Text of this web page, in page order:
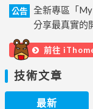
公告
全新專區「
分享最真實的
前往
技術文章
最新